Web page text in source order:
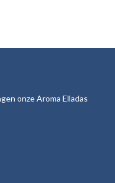
onze Aroma Elladas